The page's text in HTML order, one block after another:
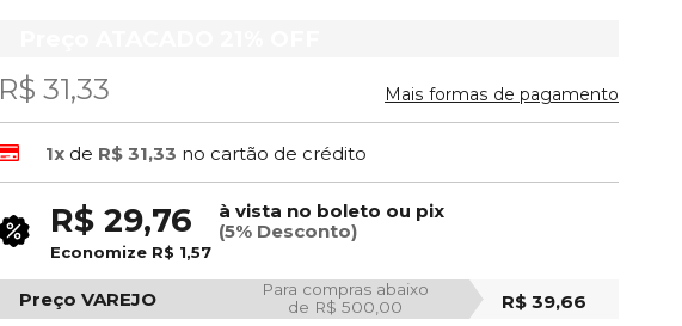
R$ 31,33 Mais formas de pagamento
1x de R$ 31,33 no cartão de crédito
R$ 29,76
à vista no boleto ou pix
(5% Desconto)
Economize R$ 1,57
Preço VAREJO
Para compras abaixo
de R$ 500,00
R$ 39,66